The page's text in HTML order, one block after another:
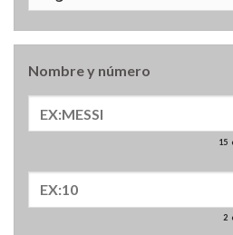
Nombre y número
15
2